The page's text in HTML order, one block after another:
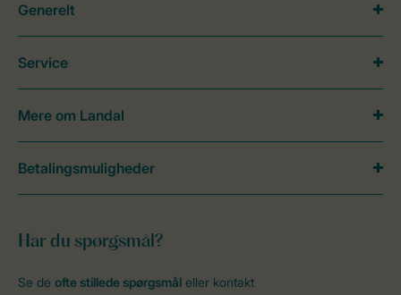
Har du spørgsmål?
Se de ofte stillede spørgsmål eller kontakt
Generelt
Service
Mere om Landal
Betalingsmuligheder